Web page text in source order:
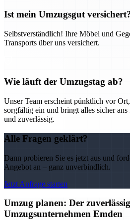
Ist mein Umzugsgut
Selbstverständlich! Ihre Möbel und
Transports über uns versichert.
Wie läuft der Umzugstag ab?
Unser Team erscheint pünktlich vor
sorgfältig ein und bringt alles sicher
und zuverlässig.
Alle Fragen geklärt?
Dann probieren Sie es jetzt aus und
Angebot an – ganz unverbindlich.
Jetzt Anfrage starten
Umzug planen: Der
Umzugsunternehmen Emden